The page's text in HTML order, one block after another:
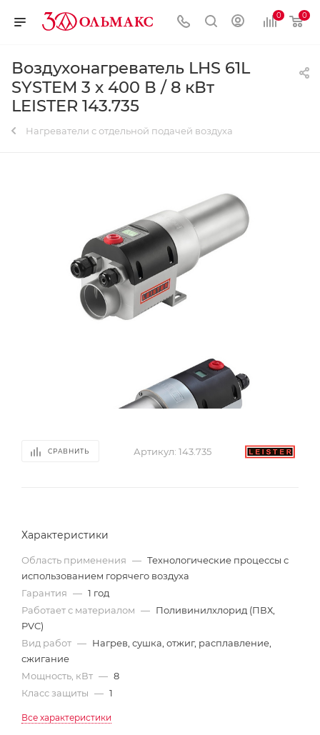
0 0
Воздухонагреватель LHS 61L
SYSTEM 3 х 400 В / 8 кВт
LEISTER 143.735
Нагреватели с отдельной подачей воздуха
СРАВНИТЬ Артикул: 143.735
Характеристики
Область применения — Технологические процессы с
использованием горячего воздуха
Гарантия — 1 год
Работает с материалом — Поливинилхлорид (ПВХ,
PVC)
Вид работ — Нагрев, сушка, отжиг, расплавление,
сжигание
Мощность, кВт — 8
Класс защиты — 1
Все характеристики